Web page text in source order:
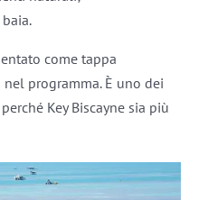
come tappa
programma. È uno dei
Key Biscayne sia più